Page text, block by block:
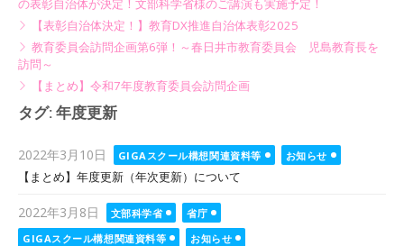
の表彰自治体が決定！文部科学省様のご講演も実施予定！
【表彰自治体決定！】教育DX推進自治体表彰2025
教育委員会訪問企画第6弾！～春日井市教育委員会 児島教育長を
訪問～
【まとめ】令和7年度教育委員会訪問企画
タグ: 年度更新
Posted
on
2022年3月10日 GIGAスクール構想関連資料等
お知らせ
【まとめ】年度更新（年次更新）について
Posted
on
2022年3月8日 文部科学省
省庁
GIGAスクール構想関連資料等
お知らせ